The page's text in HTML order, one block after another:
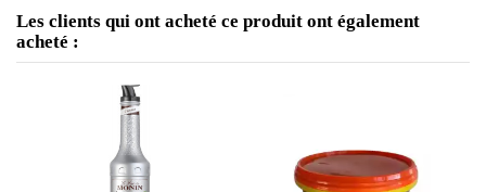
Les clients qui ont acheté ce produit ont également
acheté :